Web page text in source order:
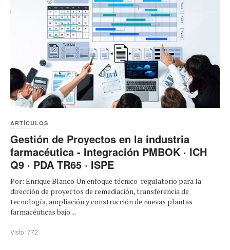
ARTÍCULOS
Gestión de Proyectos en la industria
farmacéutica - Integración PMBOK · ICH
Q9 · PDA TR65 · ISPE
Por: Enrique Blanco Un enfoque técnico-regulatorio para la
dirección de proyectos de remediación, transferencia de
tecnología, ampliación y construcción de nuevas plantas
farmacéuticas bajo ...
Visto: 772